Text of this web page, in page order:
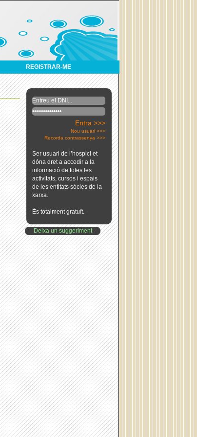
REGISTRAR-ME
Entra >>>
Nou usuari >>>
Recorda contrassenya >>>
Ser usuari de l’hospici et
dóna dret a accedir a la
informació de totes les
activitats, cursos i espais
de les entitats sòcies de la
xarxa.
És totalment gratuït.
Deixa un suggeriment